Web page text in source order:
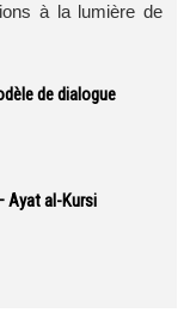
à la lumière de
de dialogue
Ayat al-Kursi